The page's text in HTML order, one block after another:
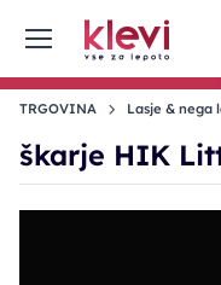
TRGOVINA Lasje & nega
škarje HIK